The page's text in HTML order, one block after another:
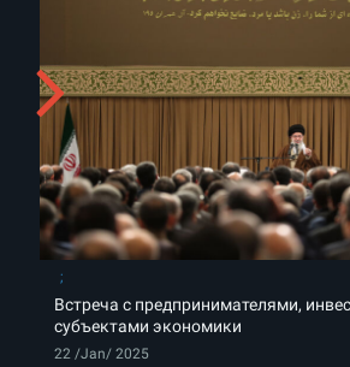
Встреча с предпринимателями,
субъектами экономики
22 /Jan/ 2025